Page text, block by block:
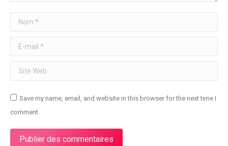
Nom *
E-mail *
Site Web
Save my name, email, and website in this browser for the next time I
comment.
Publier des commentaires